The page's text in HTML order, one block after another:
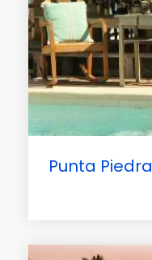
Punta Piedra